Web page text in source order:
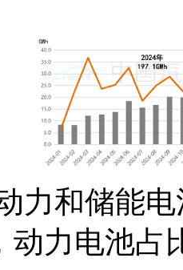
力和储能
动力电池占